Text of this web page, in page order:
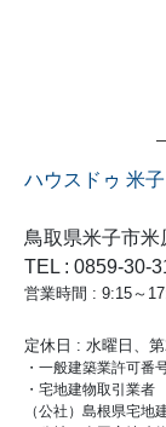
ハウスドゥ 米
鳥取県米子市
TEL : 0859-30-
営業時間 : 9:15～
定休日 : 水曜日、
・一般建築業許可
・宅地建物取引業
（公社）島根県宅地